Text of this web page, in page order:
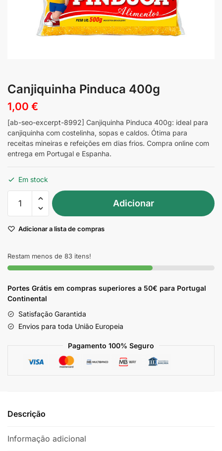
Canjiquinha Pinduca 400g
1,00 €
[ab-seo-excerpt-8992] Canjiquinha Pinduca 400g: ideal para
canjiquinha com costelinha, sopas e caldos. Ótima para
receitas mineiras e refeições em dias frios. Compra online com
entrega em Portugal e Espanha.
Em stock
Quantidade
Pinduca
Adicionar
Adicionar a lista de compras
Restam menos de 83 itens!
Portes Grátis em compras superiores a 50€ para Portugal
Continental
Satisfação Garantida
Envios para toda União Europeia
Pagamento 100% Seguro
Descrição
Informação adicional